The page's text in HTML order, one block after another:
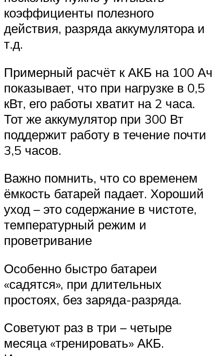
коэффициенты полезного
действия, разряда аккумулятора и
т.д.
Примерный расчёт к АКБ на 100 Ач
показывает, что при нагрузке в 0,5
кВт, его работы хватит на 2 часа.
Тот же аккумулятор при 300 Вт
поддержит работу в течение почти
3,5 часов.
Важно помнить, что со временем
ёмкость батарей падает. Хороший
уход – это содержание в чистоте,
температурный режим и
проветривание
Особенно быстро батареи
«садятся», при длительных
простоях, без заряда-разряда.
Советуют раз в три – четыре
месяца «тренировать» АКБ.